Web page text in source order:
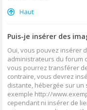
Haut
Puis-je insérer des
Oui, vous pouvez insérer
administrateurs du forum
vous pourrez transférer
contraire, vous devrez
distante, hébergée sur un
exemple http://
cependant ni insérer de